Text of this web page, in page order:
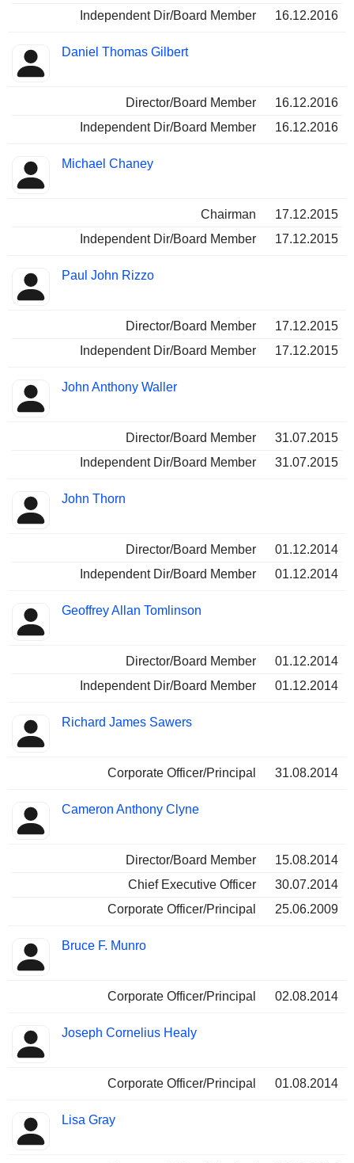
Independent Dir/Board Member 16.12.2016
Daniel Thomas Gilbert
Director/Board Member
16.12.2016
Independent Dir/Board Member
16.12.2016
Michael Chaney
Chairman
17.12.2015
Independent Dir/Board Member
17.12.2015
Paul John Rizzo
Director/Board Member
17.12.2015
Independent Dir/Board Member
17.12.2015
John Anthony Waller
Director/Board Member
31.07.2015
Independent Dir/Board Member
31.07.2015
John Thorn
Director/Board Member
01.12.2014
Independent Dir/Board Member
01.12.2014
Geoffrey Allan Tomlinson
Director/Board Member
01.12.2014
Independent Dir/Board Member
01.12.2014
Richard James Sawers
Corporate Officer/Principal 31.08.2014
Cameron Anthony Clyne
Director/Board Member
15.08.2014
Chief Executive Officer
30.07.2014
Corporate Officer/Principal
25.06.2009
Bruce F. Munro
Corporate Officer/Principal 02.08.2014
Joseph Cornelius Healy
Corporate Officer/Principal 01.08.2014
Lisa Gray